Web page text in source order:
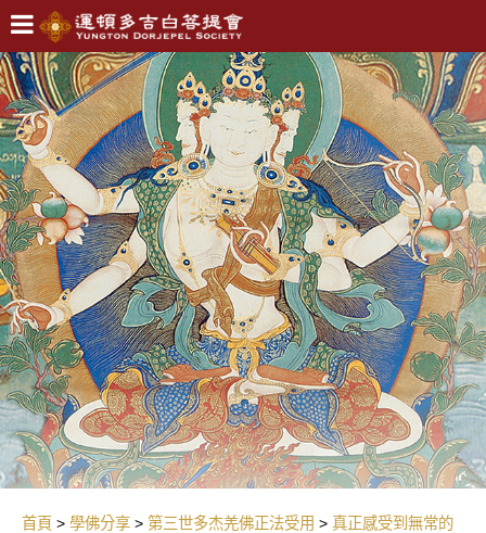
首頁 學佛分享 第三世多杰羌佛正法受用
真正感受到無常的